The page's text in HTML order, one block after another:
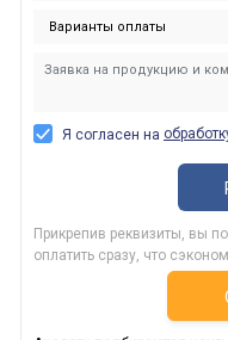
Я согласен на
Прикрепив реквизиты, вы
оплатить сразу, что